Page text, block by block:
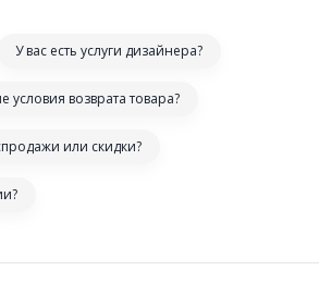
У вас есть услуги дизайнера?
условия возврата товара?
или скидки?